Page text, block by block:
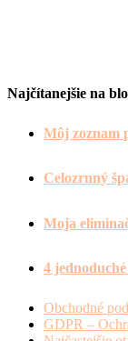
Najčítanejšie na
Môj zoznam
Celozrnný
Moja
4
Obchodné
GDPR –